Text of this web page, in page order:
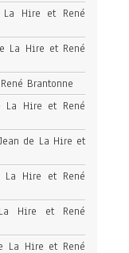
Hire et René
La Hire et René
Brantonne
La Hire et René
de La Hire et
La Hire et René
Hire et René
La Hire et René